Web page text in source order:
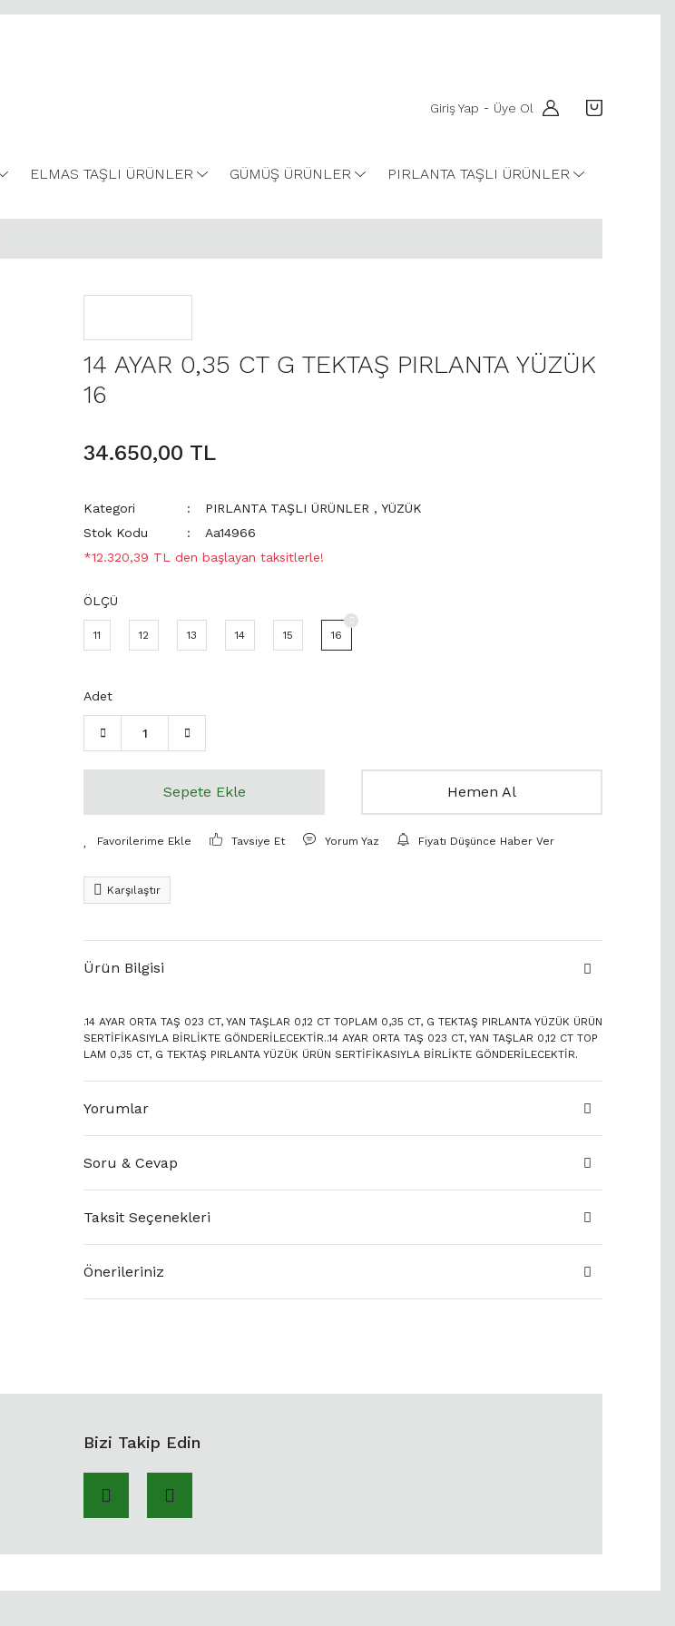
Giriş Yap - Üye Ol
ELMAS TAŞLI ÜRÜNLER GÜMÜŞ ÜRÜNLER PIRLANTA TAŞLI ÜRÜNLER
14 AYAR 0,35 CT G TEKTAŞ PIRLANTA YÜZÜK
16
34.650,00 TL
Kategori PIRLANTA TAŞLI ÜRÜNLER ,YÜZÜK
Stok Kodu
Aa14966
*12.320,39 TL den başlayan taksitlerle!
ÖLÇÜ
11 12 13 14 15 16
Adet
Sepete Ekle Hemen Al
Tavsiye Et Yorum Yaz Fiyatı Düşünce Haber Ver
Karşılaştır
Ürün Bilgisi
.14 AYAR ORTA TAŞ 023 CT, YAN TAŞLAR 0,12 CT TOPLAM 0,35 CT, G TEKTAŞ PIRLANTA YÜZÜK ÜRÜN
SERTİFİKASIYLA BİRLİKTE GÖNDERİLECEKTİR..14 AYAR ORTA TAŞ 023 CT, YAN TAŞLAR 0,12 CT TOP
LAM 0,35 CT, G TEKTAŞ PIRLANTA YÜZÜK ÜRÜN SERTİFİKASIYLA BİRLİKTE GÖNDERİLECEKTİR.
Yorumlar
Soru & Cevap
Taksit Seçenekleri
Önerileriniz
Bizi Takip Edin